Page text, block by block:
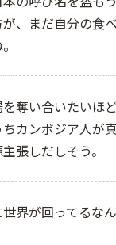
、まだ自分の食
奪い合いたいほ
カンボジア人が
張しだしそう。
界が回ってるな